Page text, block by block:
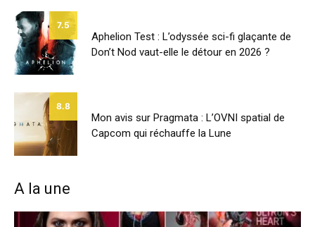
7.5
Aphelion Test : L’odyssée sci-fi glaçante de
Don’t Nod vaut-elle le détour en 2026 ?
8.8
Mon avis sur Pragmata : L’OVNI spatial de
Capcom qui réchauffe la Lune
A la une